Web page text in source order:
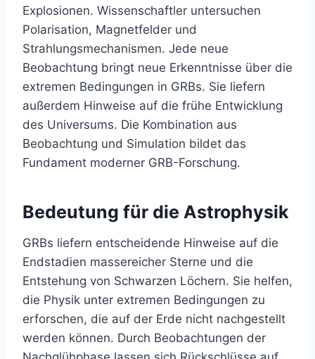
Explosionen. Wissenschaftler untersuchen
Polarisation, Magnetfelder und
Strahlungsmechanismen. Jede neue
Beobachtung bringt neue Erkenntnisse über die
extremen Bedingungen in GRBs. Sie liefern
außerdem Hinweise auf die frühe Entwicklung
des Universums. Die Kombination aus
Beobachtung und Simulation bildet das
Fundament moderner GRB-Forschung.
Bedeutung für die Astrophysik
GRBs liefern entscheidende Hinweise auf die
Endstadien massereicher Sterne und die
Entstehung von Schwarzen Löchern. Sie helfen,
die Physik unter extremen Bedingungen zu
erforschen, die auf der Erde nicht nachgestellt
werden können. Durch Beobachtungen der